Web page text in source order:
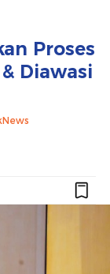
Proses
Diawasi